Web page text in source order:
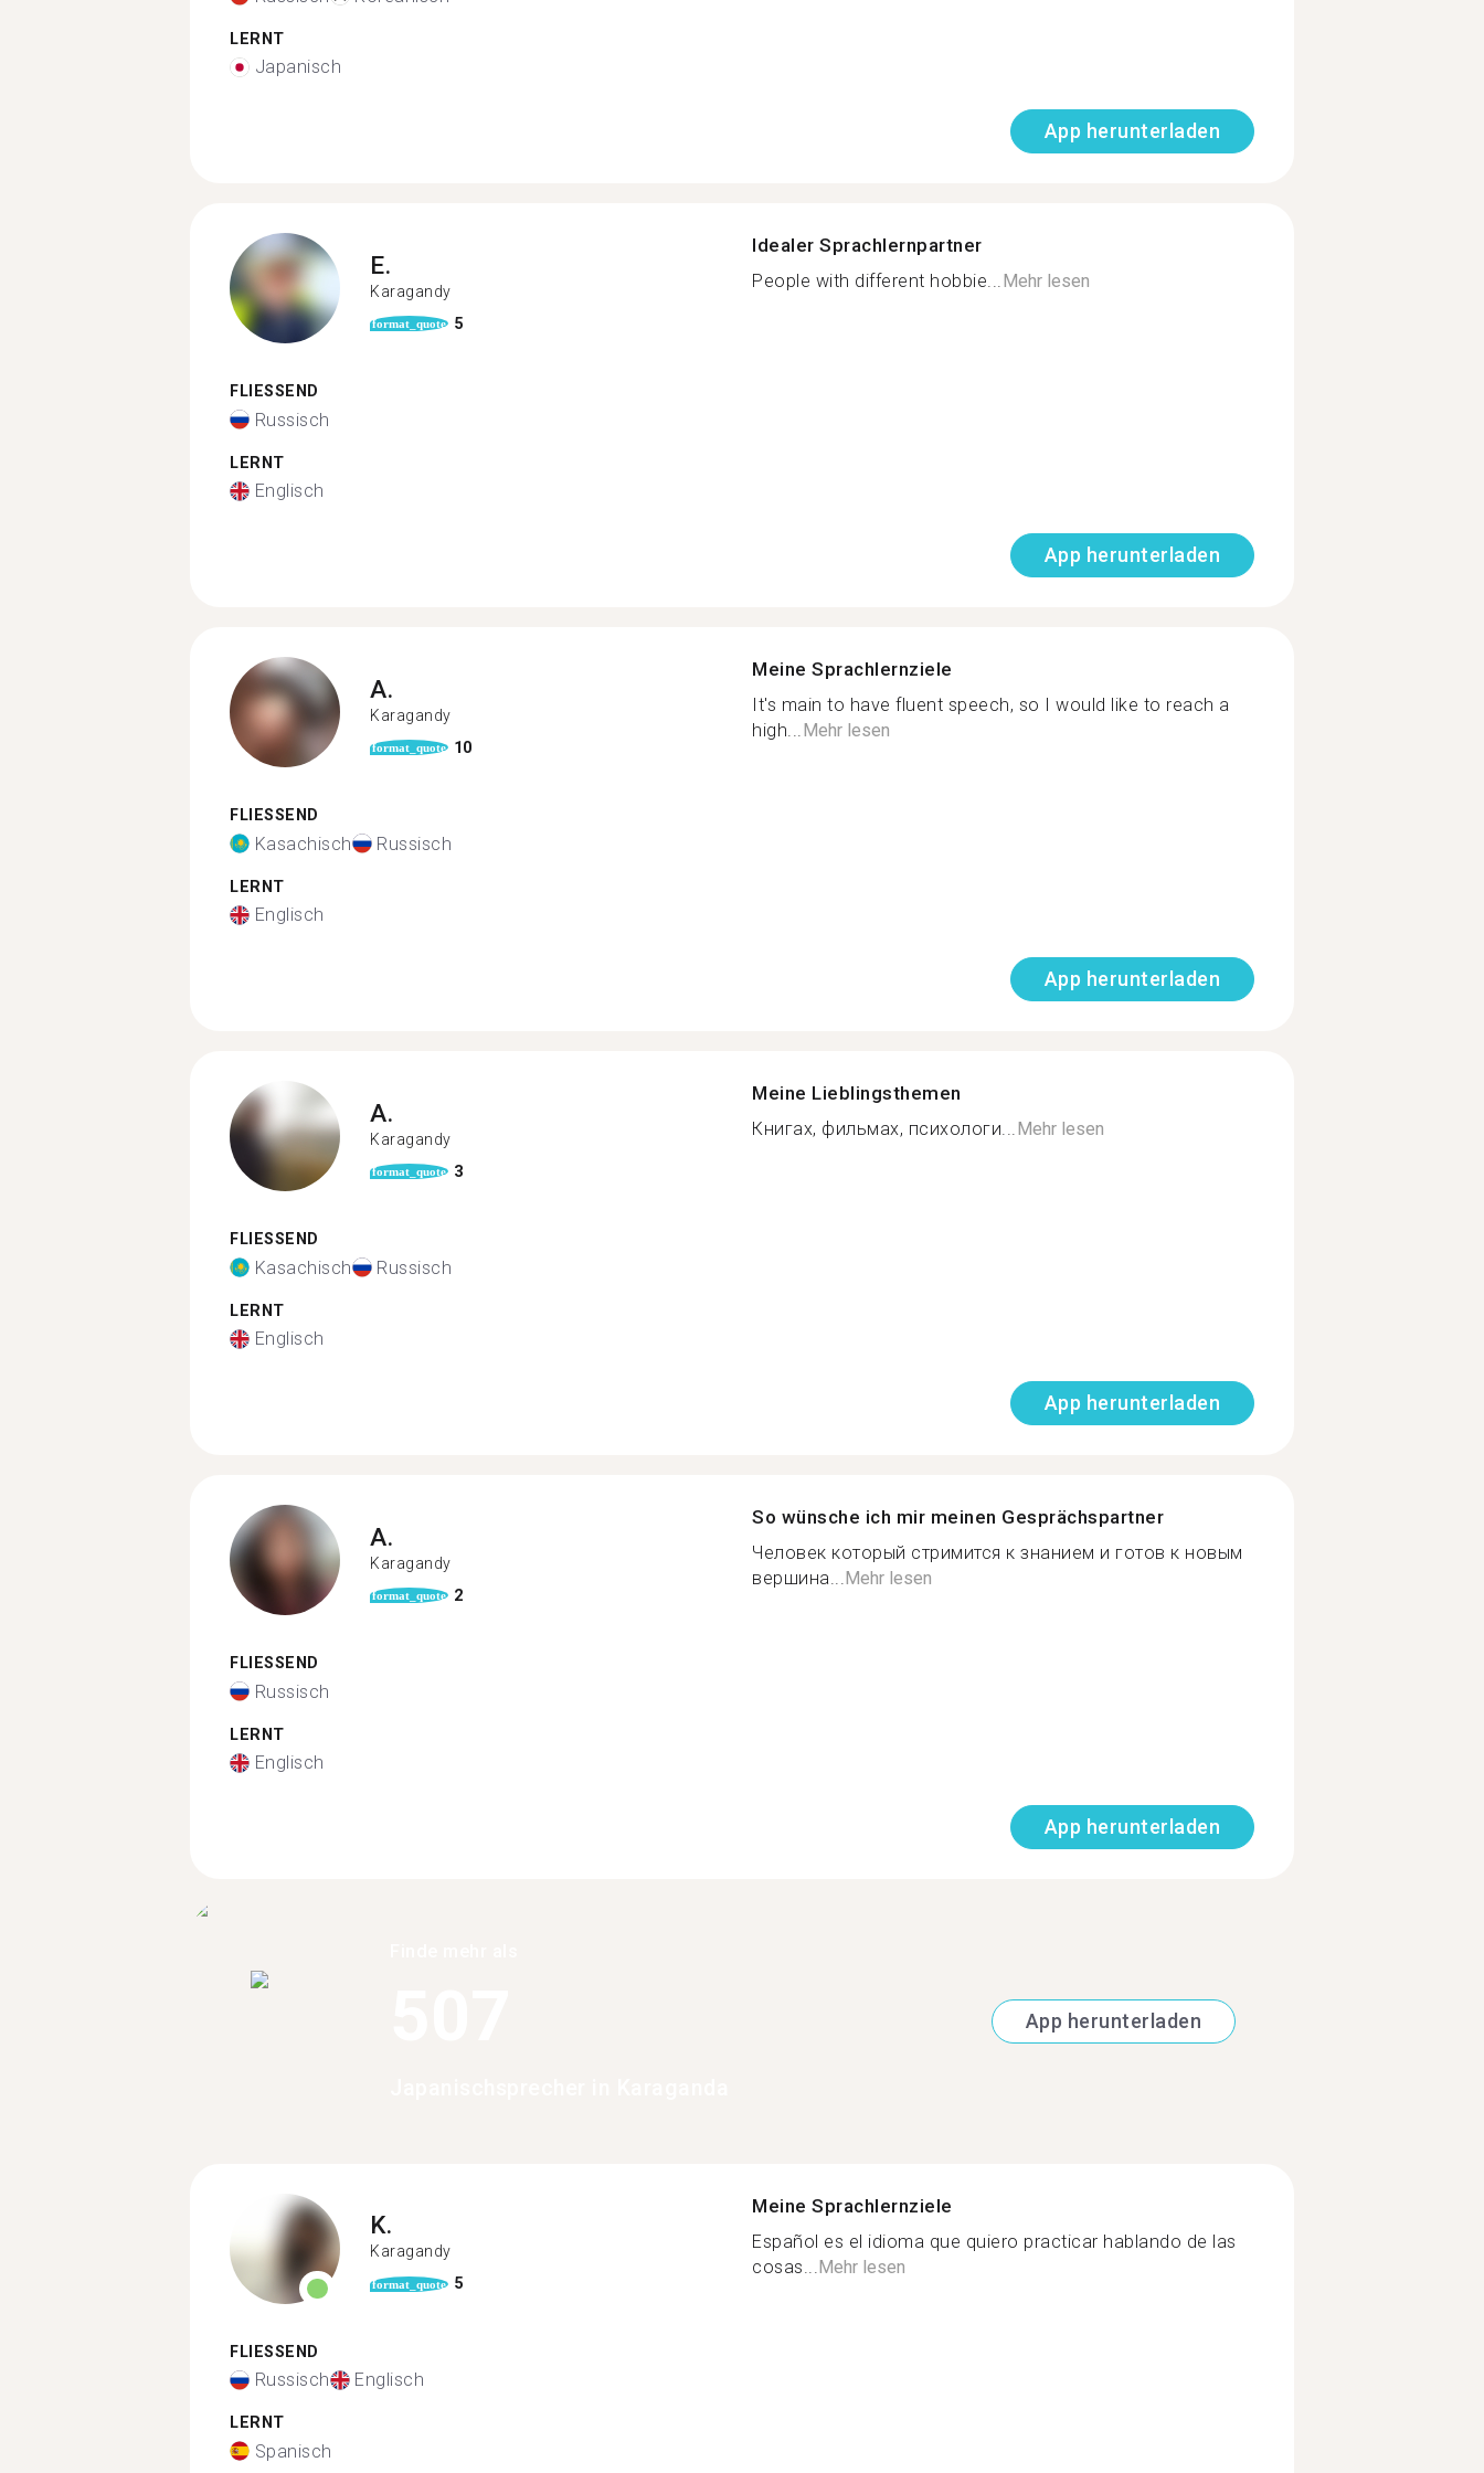
LERNT
Japanisch
App herunterladen
E.
Karagandy
format_quote 5
FLIESSEND
Russisch
LERNT
Englisch
Idealer Sprachlernpartner
People with different hobbie...Mehr lesen
App herunterladen
A.
Karagandy
format_quote 10
FLIESSEND
Kasachisch Russisch
LERNT
Englisch
Meine Sprachlernziele
It's main to have fluent speech, so I would like to reach a
high...Mehr lesen
App herunterladen
A.
Karagandy
format_quote 3
FLIESSEND
Kasachisch Russisch
LERNT
Englisch
Meine Lieblingsthemen
Книгах, фильмах, психологи...Mehr lesen
App herunterladen
A.
Karagandy
format_quote 2
FLIESSEND
Russisch
LERNT
Englisch
So wünsche ich mir meinen Gesprächspartner
Человек который стримится к знанием и готов к новым
вершина...Mehr lesen
App herunterladen
App herunterladen
K.
Karagandy
format_quote 5
FLIESSEND
Russisch Englisch
LERNT
Spanisch
Meine Sprachlernziele
Español es el idioma que quiero practicar hablando de las
cosas... Mehr lesen